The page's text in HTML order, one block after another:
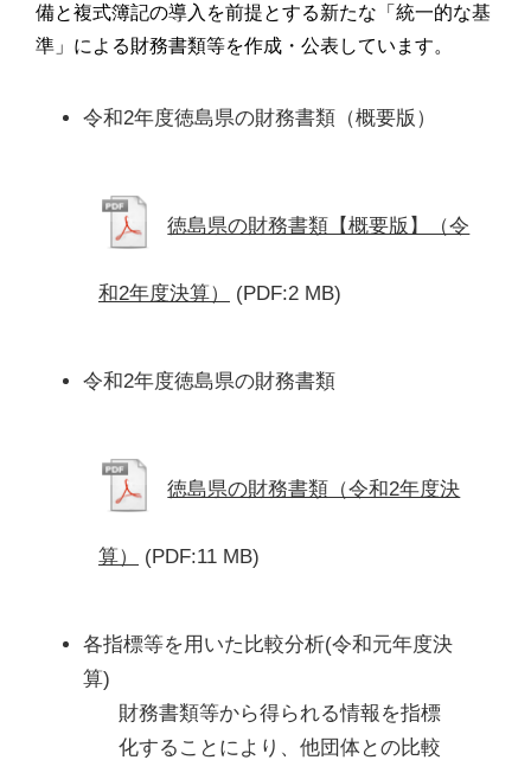
備と複式簿記の導入を前提とする新たな「統一的な基
準」による財務書類等を作成・公表しています。
令和2年度徳島県の財務書類（概要版）
徳島県の財務書類【概要版】（令
和2年度決算） (PDF:2 MB)
令和2年度徳島県の財務書類
徳島県の財務書類（令和2年度決
算） (PDF:11 MB)
各指標等を用いた比較分析(令和元年度決
算)
財務書類等から得られる情報を指標
化することにより、他団体との比較